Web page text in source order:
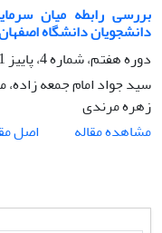
بررسی رابطه میان
دانشجویان دانشگاه
دوره هفتم، شماره 4، پاییز 1391، صفحه
سید جواد امام جمعه
زهره مرندی
مشاهده مقاله
اصل